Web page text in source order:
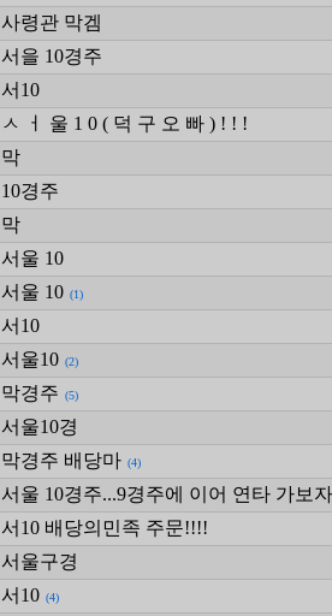
사령관 막겜
서을 10경주
서10
ㅅ ㅓ 울 1 0 ( 덕 구 오 빠 ) ! ! !
막
10경주
막
서울 10
서울 10 (1)
서10
서울10 (2)
막경주 (5)
서울10경
막경주 배당마 (4)
서울 10경주...9경주에 이어 연타 가보
서10 배당의민족 주문!!!!
서울구경
서10 (4)